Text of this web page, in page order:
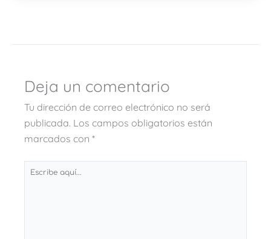
Deja un comentario
Tu dirección de correo electrónico no será
publicada. Los campos obligatorios están
marcados con *
Escribe